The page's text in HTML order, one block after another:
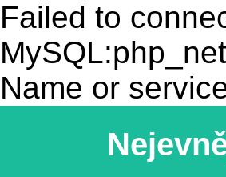
Failed to
Name or